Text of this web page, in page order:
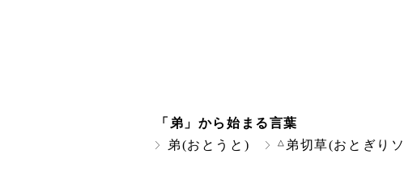
「弟」から始まる言葉
弟(おとうと)
△ 弟切草(おとぎり